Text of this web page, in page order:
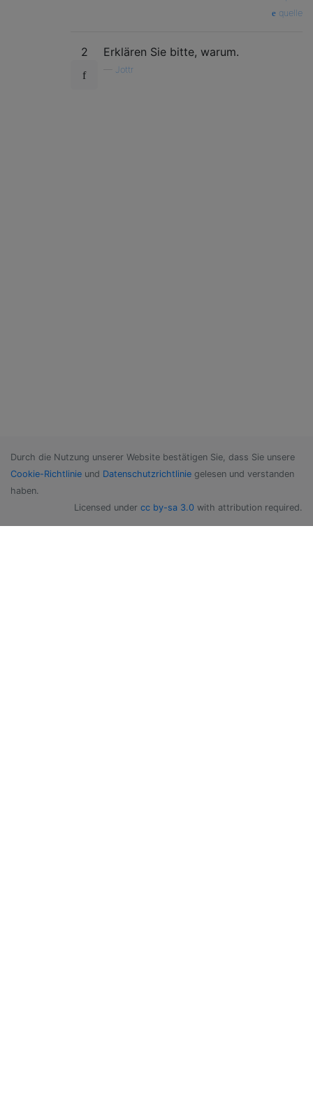
quelle
2 Erklären Sie bitte, warum.
Jottr
Durch die Nutzung unserer Website bestätigen Sie, dass Sie unsere
Cookie-Richtlinie und Datenschutzrichtlinie gelesen und verstanden
haben.
Licensed under cc by-sa 3.0 with attribution required.